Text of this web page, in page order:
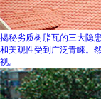
揭秘劣质树脂瓦的三大隐患
和美观性受到广泛青睐。
视。